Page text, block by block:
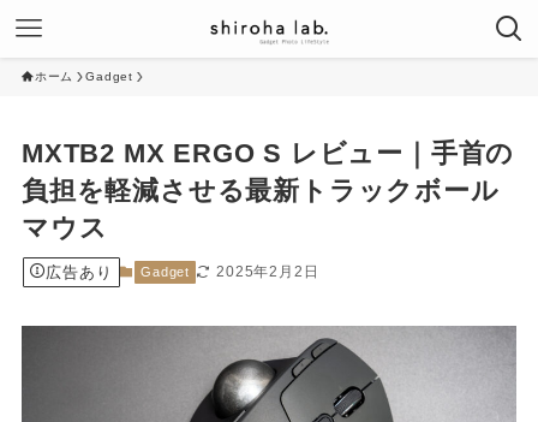
ホーム Gadget
MXTB2 MX ERGO S レビュー｜手首の
負担を軽減させる最新トラックボール
マウス
広告あり Gadget 2025年2月2日